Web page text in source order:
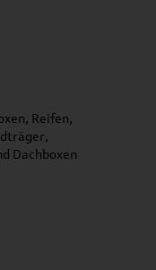
Reifen,
Dachboxen